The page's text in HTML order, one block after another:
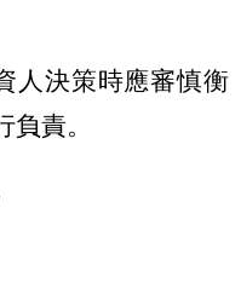
人決策時應審慎衡
責。